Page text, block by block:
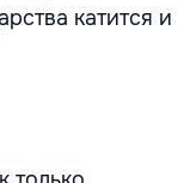
катится и